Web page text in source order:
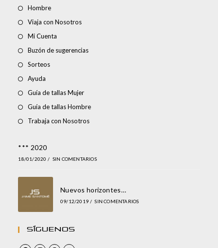
Hombre
Viaja con Nosotros
Mi Cuenta
Buzón de sugerencias
Sorteos
Ayuda
Guía de tallas Mujer
Guía de tallas Hombre
Trabaja con Nosotros
*** 2020
18/01/2020 / SIN COMENTARIOS
Nuevos horizontes…
09/12/2019 / SIN COMENTARIOS
Síguenos